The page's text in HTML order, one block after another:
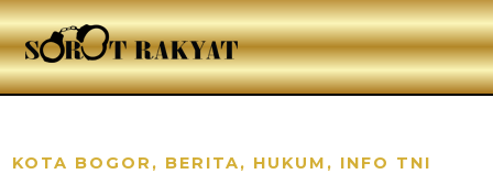
KOTA BOGOR , BERITA, HUKUM , INFO TNI